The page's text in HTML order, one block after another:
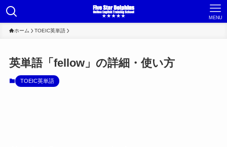
MENU
ホーム TOEIC英単語
英単語「fellow」の詳細・使い方
TOEIC英単語